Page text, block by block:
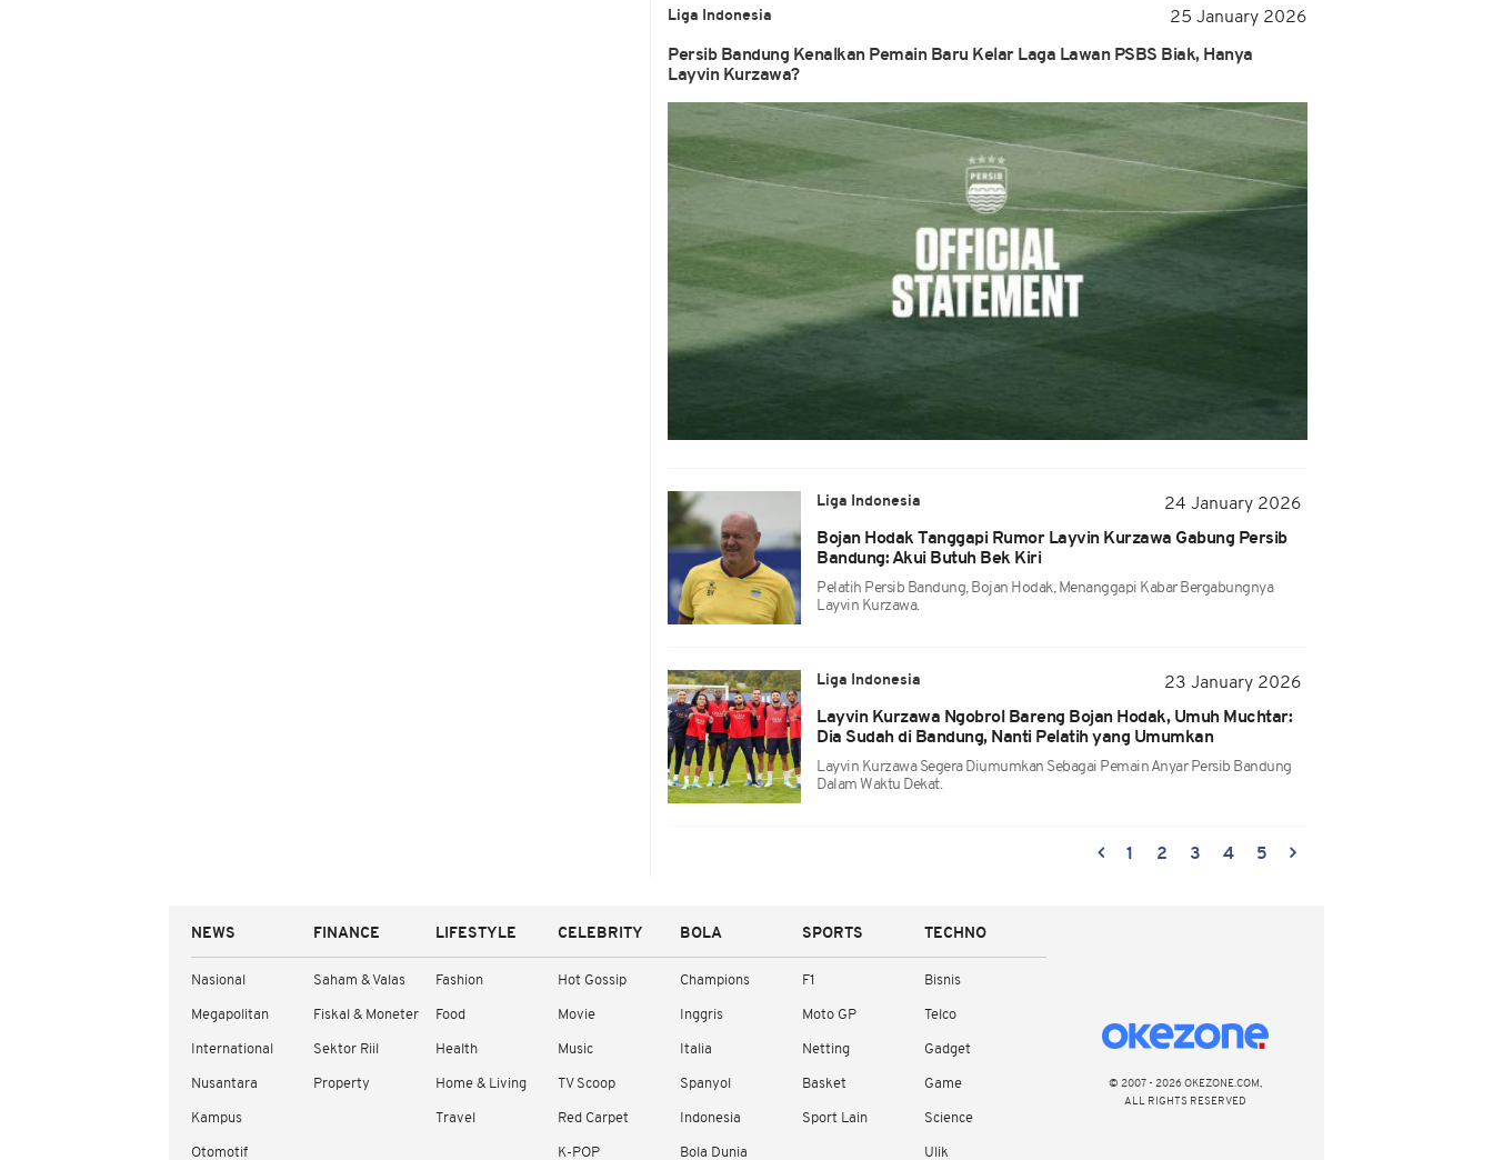
Liga Indonesia 25 January 2026
Persib Bandung Kenalkan Pemain Baru Kelar Laga Lawan PSBS Biak, Hanya
Layvin Kurzawa?
Liga Indonesia
24 January 2026
Bojan Hodak Tanggapi Rumor Layvin Kurzawa Gabung Persib
Bandung: Akui Butuh Bek Kiri
Pelatih Persib Bandung, Bojan Hodak, Menanggapi Kabar Bergabungnya
Layvin Kurzawa.
Liga Indonesia
23 January 2026
Layvin Kurzawa Ngobrol Bareng Bojan Hodak, Umuh Muchtar:
Dia Sudah di Bandung, Nanti Pelatih yang Umumkan
Layvin Kurzawa Segera Diumumkan Sebagai Pemain Anyar Persib Bandung
Dalam Waktu Dekat.
1 2 3 4 5
NEWS
Nasional
Megapolitan
International
Nusantara
Kampus
Otomotif
FINANCE
Saham & Valas
Fiskal & Moneter
Sektor Riil
Property
LIFESTYLE
Fashion
Food
Health
Home & Living
Travel
CELEBRITY
Hot Gossip
Movie
Music
TV Scoop
Red Carpet
K-POP
BOLA
Champions
Inggris
Italia
Spanyol
Indonesia
Bola Dunia
SPORTS
F1
Moto GP
Netting
Basket
Sport Lain
TECHNO
Bisnis
Telco
Gadget
Game
Science
Ulik
© 2007 - 2026 OKEZONE.COM,
ALL RIGHTS RESERVED